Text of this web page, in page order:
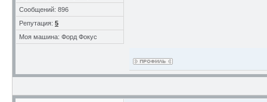
Сообщений: 896
Репутация: 5
Моя машина: Форд Фокус